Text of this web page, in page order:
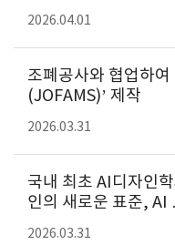
2026.04.01
조폐공사와 협업하
(JOFAMS)’ 제작
2026.03.31
국내 최초 AI디자인
인의 새로운 표준,
2026.03.31